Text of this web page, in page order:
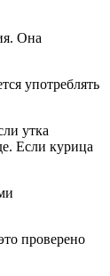
Она
употреблять
утка
Если курица
проверено